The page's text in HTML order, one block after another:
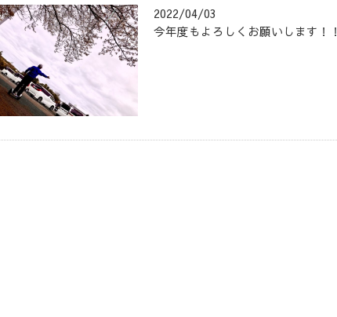
2022/04/03
今年度もよろしくお願いします！！